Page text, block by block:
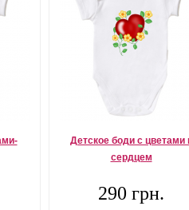
Детское боди с цветами
сердцем
290 грн.